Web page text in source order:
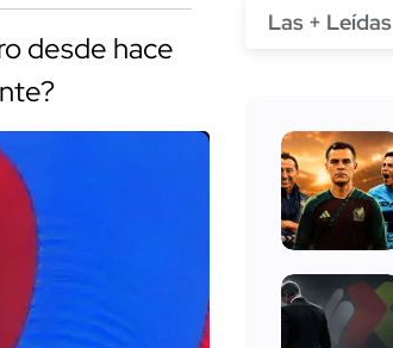
desde hace
Las + Leídas